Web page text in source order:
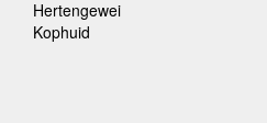
Hertengewei
Kophuid